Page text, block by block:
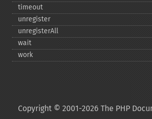
timeout
unregister
unregisterAll
wait
work
Copyright © 2001-2026 The PHP